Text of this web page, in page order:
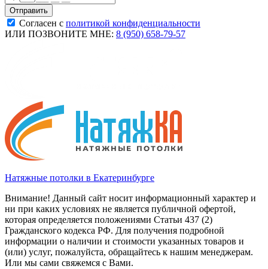
Согласен с политикой конфиденциальности
ИЛИ ПОЗВОНИТЕ МНЕ: 8 (950) 658-79-57
Натяжные потолки в Екатеринбурге
Внимание! Данный сайт носит информационный характер и
ни при каких условиях не является публичной офертой,
которая определяется положениями Статьи 437 (2)
Гражданского кодекса РФ. Для получения подробной
информации о наличии и стоимости указанных товаров и
(или) услуг, пожалуйста, обращайтесь к нашим менеджерам.
Или мы сами свяжемся с Вами.